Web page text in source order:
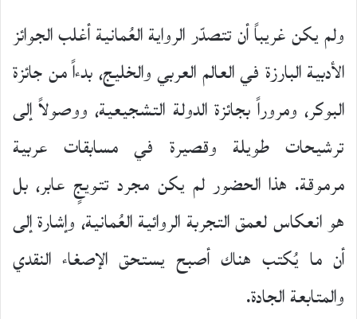
ولم يكن غريباً أن تتصدّر الرواية العُمانية أغلب الجوائز
الأدبية البارزة في العالم العربي والخليج، بدءاً من جائزة
البوكر، ومروراً بجائزة الدولة التشجيعية، ووصولاً إلى
ترشيحات طويلة وقصيرة في مسابقات عربية
مرموقة. هذا الحضور لم يكن مجرد تتويجٍ عابر، بل
هو انعكاس لعمق التجربة الروائية العُمانية، وإشارة إلى
أن ما يُكتب هناك أصبح يستحق الإصغاء النقدي
والمتابعة الجادة.